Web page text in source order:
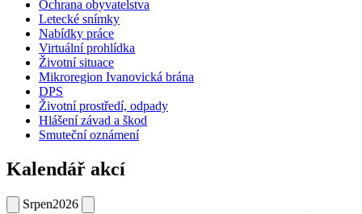
Ochrana obyvatelstva
Letecké snímky
Nabídky práce
Virtuální prohlídka
Životní situace
Mikroregion Ivanovická brána
DPS
Životní prostředí, odpady
Hlášení závad a škod
Smuteční oznámení
Kalendář akcí
Srpen2026